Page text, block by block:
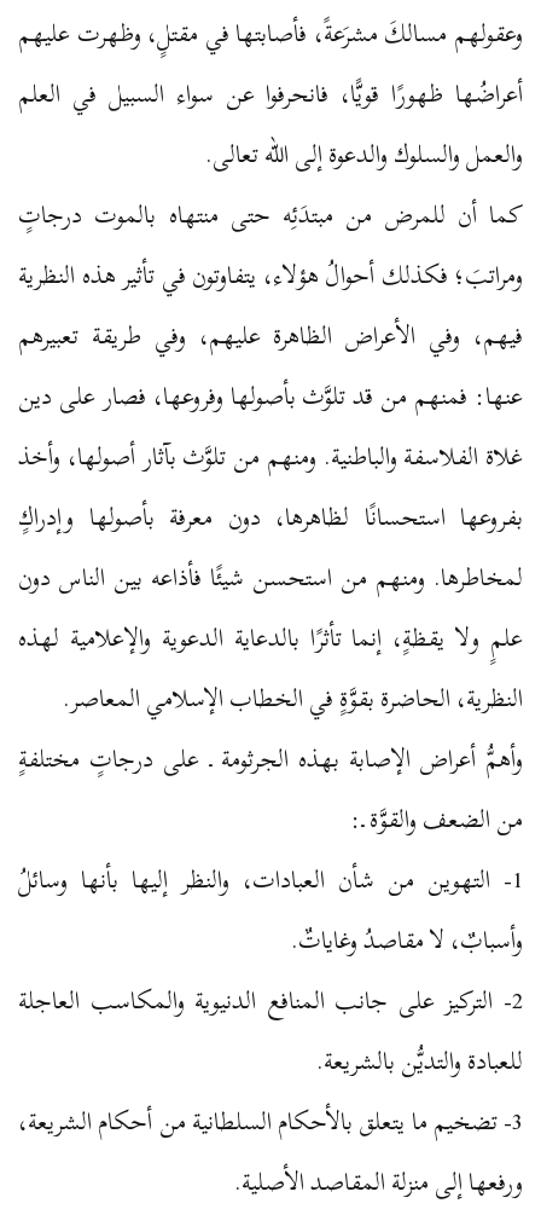
وعقولهم مسالكَ مشرَعةً، فأصابتها في مقتلٍ، وظهرت عليهم
أعراضُها ظهورًا قويًّا، فانحرفوا عن سواء السبيل في العلم
والعمل والسلوك والدعوة إلى الله تعالى.
كما أن للمرض من مبتدَئِه حتى منتهاه بالموت درجاتٍ
ومراتبَ؛ فكذلك أحوالُ هؤلاء، يتفاوتون في تأثير هذه النظرية
فيهم، وفي الأعراض الظاهرة عليهم، وفي طريقة تعبيرهم
عنها: فمنهم من قد تلوَّث بأصولها وفروعها، فصار على دين
غلاة الفلاسفة والباطنية. ومنهم من تلوَّث بآثار أصولها، وأخذ
بفروعها استحسانًا لظاهرها، دون معرفة بأصولها وإدراكٍ
لمخاطرها. ومنهم من استحسن شيئًا فأذاعه بين الناس دون
علمٍ ولا يقظةٍ، إنما تأثرًا بالدعاية الدعوية والإعلامية لهذه
النظرية، الحاضرة بقوَّةٍ في الخطاب الإسلامي المعاصر.
وأهمُّ أعراض الإصابة بهذه الجرثومة ـ على درجاتٍ مختلفةٍ
من الضعف والقوَّة ـ:
1- التهوين من شأن العبادات، والنظر إليها بأنها وسائلُ
وأسبابٌ، لا مقاصدُ وغاياتٌ.
2- التركيز على جانب المنافع الدنيوية والمكاسب العاجلة
للعبادة والتديُّن بالشريعة.
3- تضخيم ما يتعلق بالأحكام السلطانية من أحكام الشريعة،
ورفعها إلى منزلة المقاصد الأصلية.